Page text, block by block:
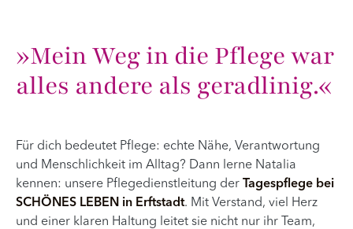
»Mein Weg in die Pflege war
alles andere als geradlinig.«
Für dich bedeutet Pflege: echte Nähe, Verantwortung
und Menschlichkeit im Alltag? Dann lerne Natalia
kennen: unsere Pflegedienstleitung der
Tagespflege bei
SCHÖNES LEBEN in Erftstadt. Mit Verstand, viel Herz
und einer klaren Haltung leitet sie nicht nur ihr Team,